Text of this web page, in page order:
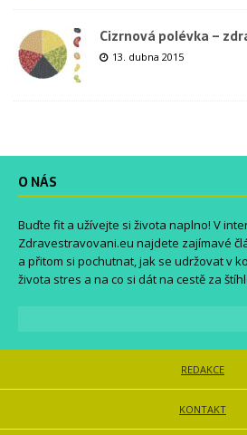
Cizrnová polévka –
13. dubna 2015
O NÁS
Buďte fit a užívejte si života naplno! V
Zdravestravovani.eu najdete zajímavé
a přitom si pochutnat, jak se udržovat v
života stres a na co si dát na cestě za
REDAKCE
KONTAKT